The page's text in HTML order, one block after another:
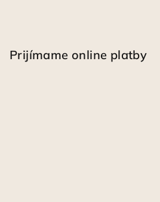
Prijímame online platby